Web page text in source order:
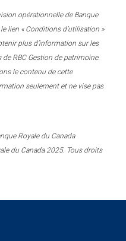
opérationnelle de Banque
lien « Conditions d’utilisation »
plus d’information sur les
RBC Gestion de patrimoine.
le contenu de cette
seulement et ne vise pas
Royale du Canada
du Canada 2025. Tous droits